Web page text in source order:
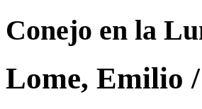
Conejo en la
Lome, Emilio